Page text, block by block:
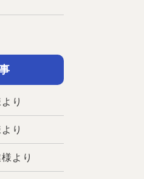
り
り
より